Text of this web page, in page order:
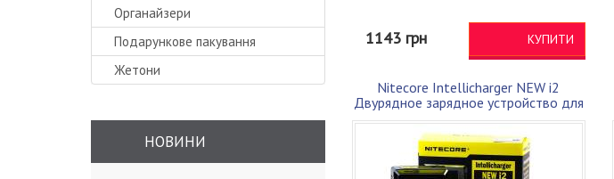
Органайзери
Подарункове пакування
Жетони
НОВИНИ
1143 грн КУПИТИ
Nitecore Intellicharger NEW i2
Двурядное зарядное устройство для
18650 и т.п.